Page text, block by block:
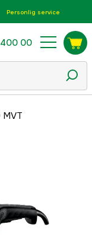
Personlig service
00
MVT